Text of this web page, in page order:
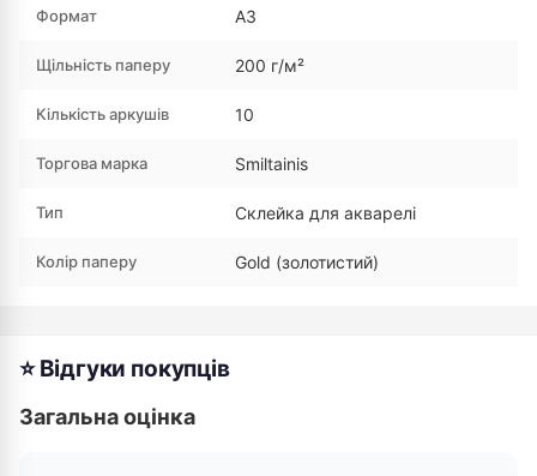
Формат А3
Щільність паперу 200 г/м²
Кількість аркушів 10
Торгова марка Smiltainis
Тип Склейка для акварелі
Колір паперу Gold (золотистий)
⭐ Відгуки покупців
Загальна оцінка